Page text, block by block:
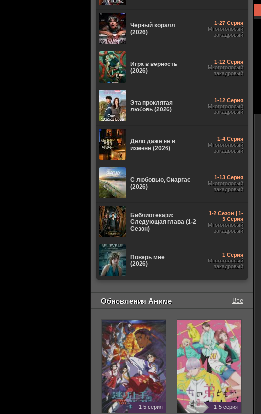
Черный коралл
(2026)
1-27 Серия
Многоголосый
закадровый
Игра в верность
(2026)
1-12 Серия
Многоголосый
закадровый
Эта проклятая
любовь (2026)
1-12 Серия
Многоголосый
закадровый
Дело даже не в
измене (2026)
1-4 Серия
Многоголосый
закадровый
С любовью, Сиаргао
(2026)
1-13 Серия
Многоголосый
закадровый
Библиотекари:
Следующая глава (1-2
Сезон)
1-2 Сезон | 1-
3 Серия
Многоголосый
закадровый
Поверь мне
(2026)
1 Серия
Многоголосый
закадровый
Обновления Аниме Все
1-5 серия 1-5 серия